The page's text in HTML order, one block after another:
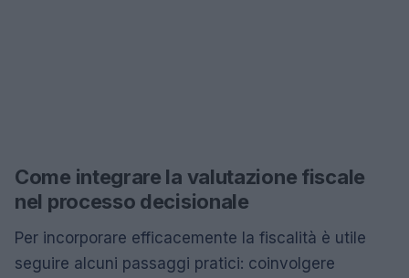
Come integrare la valutazione fiscale
nel processo decisionale
Per incorporare efficacemente la fiscalità è utile
seguire alcuni passaggi pratici: coinvolgere